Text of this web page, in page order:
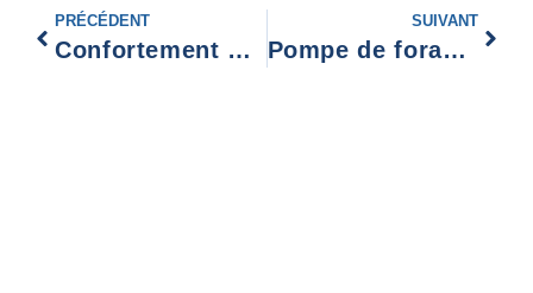
PRÉCÉDENT
Confortement mur soutènement Fourmies
SUIVANT
Pompe de forage solaire Soissons